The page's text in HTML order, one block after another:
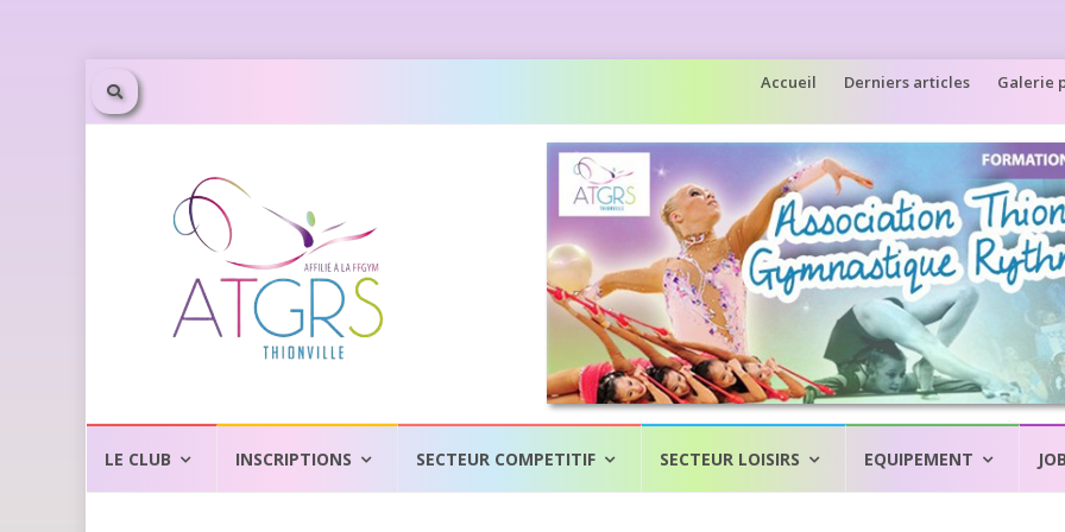
Accueil Derniers articles Galerie
LE CLUB INSCRIPTIONS SECTEUR COMPETITIF SECTEUR LOISIRS EQUIPEMENT